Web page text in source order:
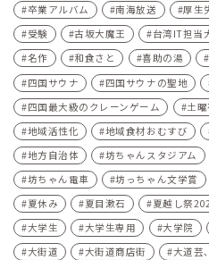
卒業アルバム
南海放送 厚生
受験
古坂大魔王 台湾IT担当
名作
和食さと 喜助の湯
四国サウナ
四国サウナの聖地
四国最大級のクレーンゲーム
土
地域活性化
地域食材おむすび
地方自治体
坊ちゃんスタジアム
坊ちゃん電車
坊っちゃん文学賞
夏休み
夏目漱石 夏越し祭
大学生
大学生専用 大学院
大街道
大街道商店街 大道芸